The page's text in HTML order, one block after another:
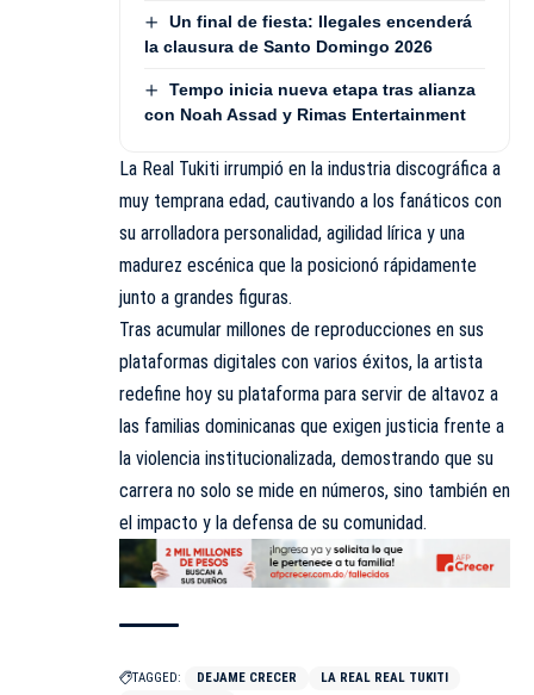
Un final de fiesta: Ilegales encenderá
la clausura de Santo Domingo 2026
Tempo inicia nueva etapa tras alianza
con Noah Assad y Rimas Entertainment
La Real Tukiti irrumpió en la industria discográfica a
muy temprana edad, cautivando a los fanáticos con
su arrolladora personalidad, agilidad lírica y una
madurez escénica que la posicionó rápidamente
junto a grandes figuras.
Tras acumular millones de reproducciones en sus
plataformas digitales con varios éxitos, la artista
redefine hoy su plataforma para servir de altavoz a
las familias dominicanas que exigen justicia frente a
la violencia institucionalizada, demostrando que su
carrera no solo se mide en números, sino también en
el impacto y la defensa de su comunidad.
TAGGED: DEJAME CRECER
LA REAL REAL TUKITI